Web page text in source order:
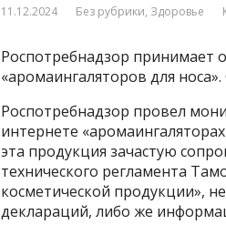
11.12.2024 Без рубрики, Здоровье
Роспотребнадзор принимает
«аромаингаляторов для
Роспотребнадзор провел
интернете
эта продукция зачастую
технического регламента
косметической продукции»,
деклараций, либо же